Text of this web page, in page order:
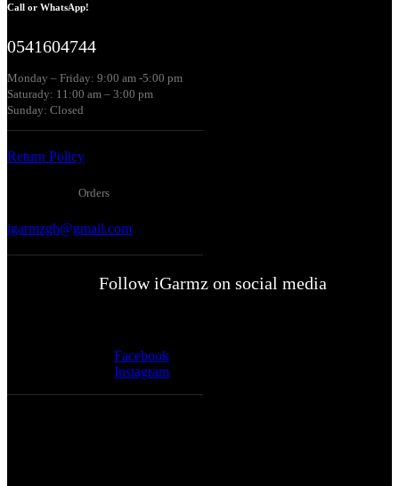
Call or WhatsApp!
0541604744
Monday – Friday: 9:00 am -5:00 pm
Saturady: 11:00 am – 3:00 pm
Sunday: Closed
Return Policy
Orders
igarmzgh@gmail.com
Follow iGarmz on social media
Facebook
Instagram